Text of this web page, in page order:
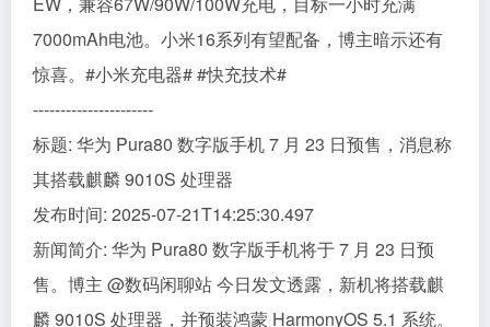
7000mAh电池。小米16系列有望配备，博主暗示还有
惊喜。#小米充电器# #快充技术#
----------------------
标题: 华为 Pura80 数字版手机 7 月 23 日预售，消息称
其搭载麒麟 9010S 处理器
发布时间: 2025-07-21T14:25:30.497
新闻简介: 华为 Pura80 数字版手机将于 7 月 23 日预
售。博主 @数码闲聊站 今日发文透露，新机将搭载麒
麟 9010S 处理器，并预装鸿蒙 HarmonyOS 5.1 系统。